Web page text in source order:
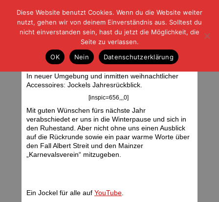
| | |BLOG-GFußball und der Rest
HOME|REGELN|IMPRESSUM |DATENSCHUTZ
Jockels Welt (8)
Freitag, 21.12.07 | 06:14 Uhr
In neuer Umgebung und inmitten weihnachtlicher
Accessoires: Jockels Jahresrückblick.
[inspic=656,,,0]
Mit guten Wünschen fürs nächste Jahr
verabschiedet er uns in die Winterpause und sich in
den Ruhestand. Aber nicht ohne uns einen Ausblick
auf die Rückrunde sowie ein paar warme Worte über
den Fall Albert Streit und den Mainzer
„Karnevalsverein“ mitzugeben.
Ein Jockel für alle auf YouTube
Diese Website benutzt Cookies. Wenn du die Website weiter
nutzt, gehen wir von deinem Einverständnis aus. Solltest du
nicht einverstanden sein, hast du jetzt die Möglichkeit, die
Seite zu verlassen.
OK
Nein Datenschutzerklärung